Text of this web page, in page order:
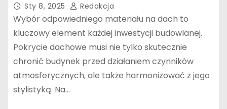
Sty 8, 2025 Redakcja
Wybór odpowiedniego materiału na dach to
kluczowy element każdej inwestycji budowlanej.
Pokrycie dachowe musi nie tylko skutecznie
chronić budynek przed działaniem czynników
atmosferycznych, ale także harmonizować z jego
stylistyką. Na…